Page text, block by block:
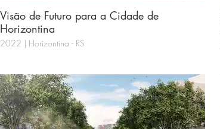
Visão de Futuro para a Cidade de
Horizontina
2022 | Horizontina - RS